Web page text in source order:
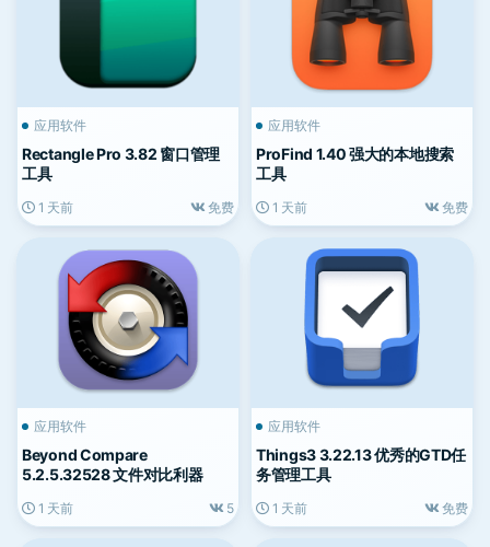
应用软件
Rectangle Pro 3.82 窗口管理
工具
1 天前 免费
应用软件
ProFind 1.40 强大的本地搜索
工具
1 天前 免费
应用软件
Beyond Compare
5.2.5.32528 文件对比利器
1 天前 5
应用软件
Things3 3.22.13 优秀的GTD任
务管理工具
1 天前 免费